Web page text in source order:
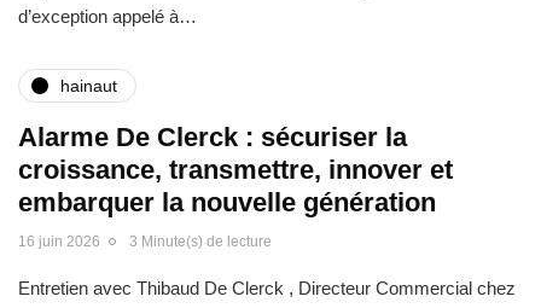
d’exception appelé à…
hainaut
Alarme De Clerck : sécuriser la
croissance, transmettre, innover et
embarquer la nouvelle génération
16 juin 2026 3 Minute(s) de lecture
Entretien avec Thibaud De Clerck , Directeur Commercial chez